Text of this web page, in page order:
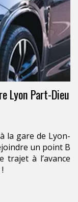
Lyon Part-Dieu
la gare de Lyon-
un point B
trajet à l’avance